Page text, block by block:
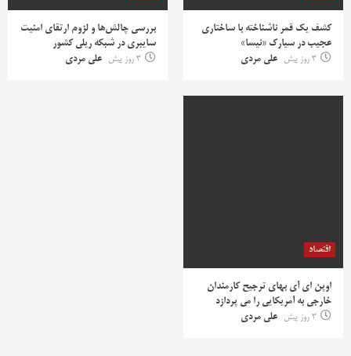
کشف یک قمر ناشناخته با ساختاری
عجیب در سیارک «نیسا»
3 روز پیش
علی مردی
بررسی چالش‌ها و لزوم ارتقای امنیت
سایبری در شبکه ریلی کشور
3 روز پیش
علی مردی
اقتصاد
اوپن ای آی بهای ترجیح کارمندان
خارجی به آمریکایی را می پردازد
3 روز پیش
علی مردی